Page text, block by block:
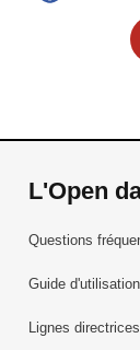
L'Open
Questions
Guide
Lignes